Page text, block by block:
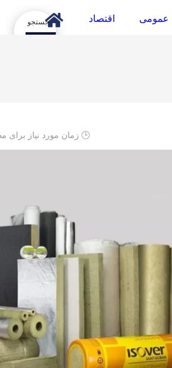
عمومی اقتصاد
🕒 زمان مورد نیاز برای